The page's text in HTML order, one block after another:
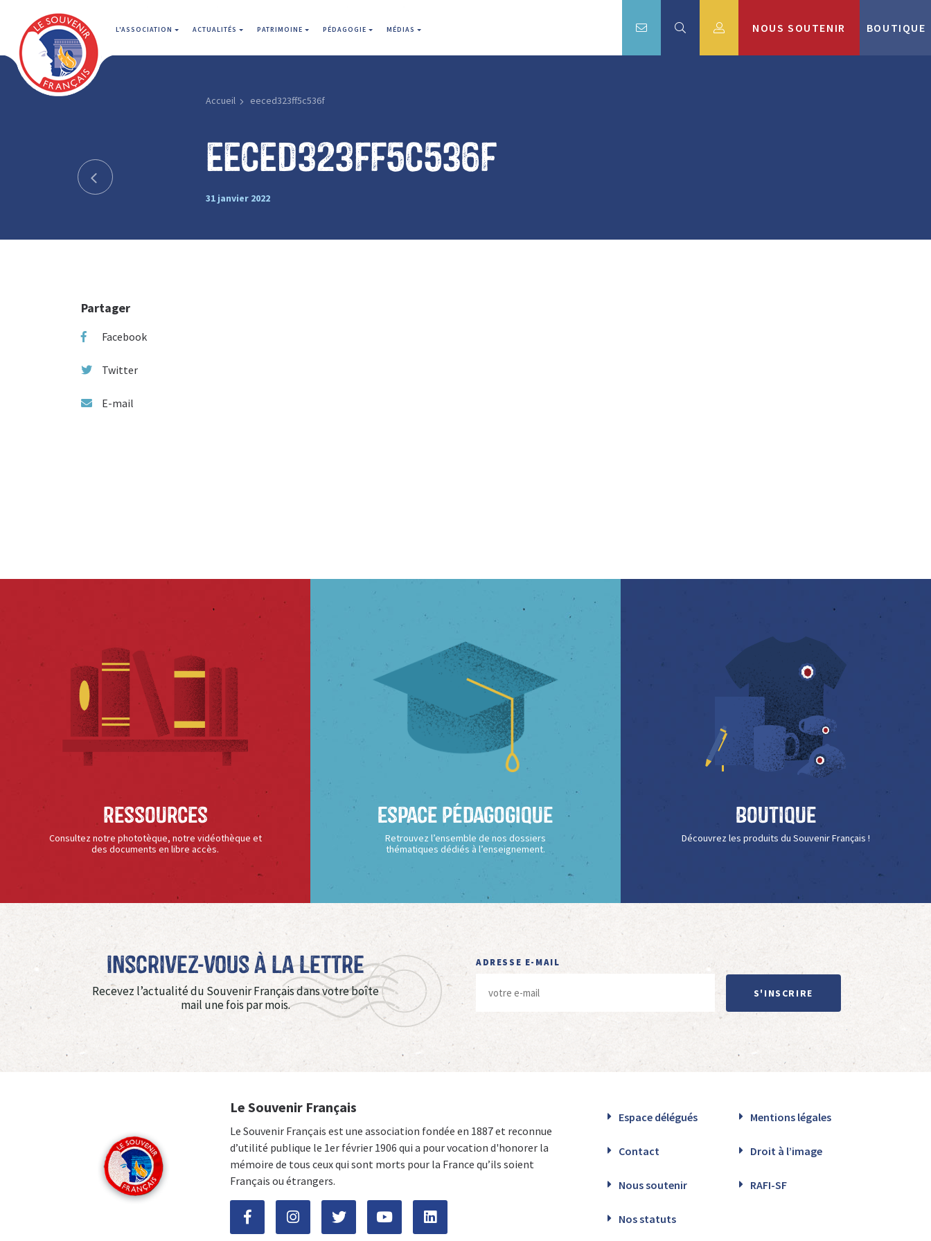
L'ASSOCIATION ACTUALITÉS PATRIMOINE PÉDAGOGIE MÉDIAS NOUS SOUTENIR BOUTIQUE
Accueil eeced323ff5c536f
eeced323ff5c536f
31 janvier 2022
Partager
Facebook
Twitter
E-mail
Ressources
Consultez notre phototèque, notre vidéothèque et
des documents en libre accès.
Espace Pédagogique
Retrouvez l’ensemble de nos dossiers
thématiques dédiés à l’enseignement.
Boutique
Découvrez les produits du Souvenir Français !
Inscrivez-vous à La Lettre
Recevez l’actualité du Souvenir Français dans votre boîte
mail une fois par mois.
ADRESSE E-MAIL
S'INSCRIRE
Le Souvenir Français
Le Souvenir Français est une association fondée en 1887 et reconnue
d’utilité publique le 1er février 1906 qui a pour vocation d'honorer la
mémoire de tous ceux qui sont morts pour la France qu’ils soient
Français ou étrangers.
Espace délégués Mentions légales
Contact Droit à l’image
Nous soutenir RAFI-SF
Nos statuts